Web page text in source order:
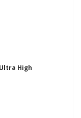
Ultra High